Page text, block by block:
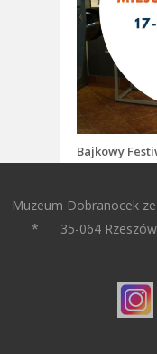
Bajkowy
Muzeum Dobranocek
* 35-064